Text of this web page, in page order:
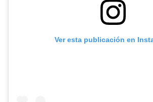
Ver esta publicación en